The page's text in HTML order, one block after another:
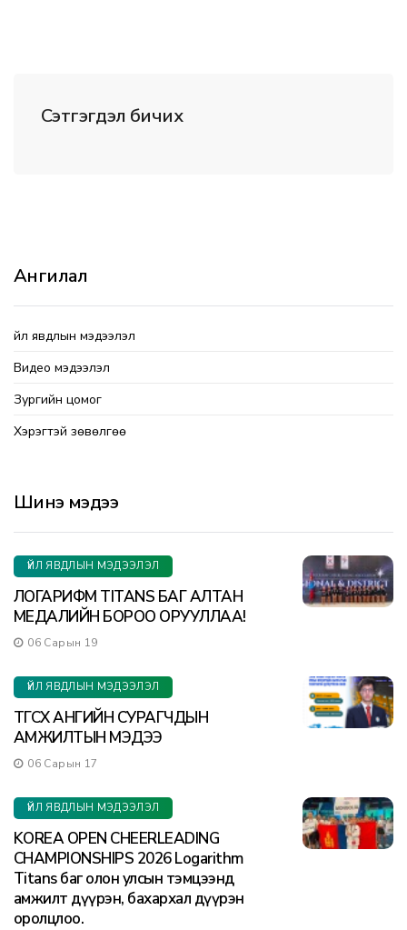
Сэтгэгдэл бичих
Ангилал
Үйл явдлын мэдээлэл
Видео мэдээлэл
Зургийн цомог
Хэрэгтэй зөвөлгөө
Шинэ мэдээ
ҮЙЛ ЯВДЛЫН МЭДЭЭЛЭЛ
ЛОГАРИФМ TITANS БАГ АЛТАН
МЕДАЛИЙН БОРОО ОРУУЛЛАА!
06 Сарын 19
ҮЙЛ ЯВДЛЫН МЭДЭЭЛЭЛ
ТӨГСӨХ АНГИЙН СУРАГЧДЫН
АМЖИЛТЫН МЭДЭЭ
06 Сарын 17
ҮЙЛ ЯВДЛЫН МЭДЭЭЛЭЛ
KOREA OPEN CHEERLEADING
CHAMPIONSHIPS 2026 Logarithm
Titans баг олон улсын тэмцээнд
амжилт дүүрэн, бахархал дүүрэн
оролцлоо.